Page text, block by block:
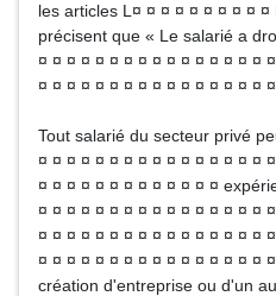
les articles L¤ ¤ ¤ ¤ ¤ ¤ ¤ ¤ ¤
précisent que « Le salarié a
¤ ¤ ¤ ¤ ¤ ¤ ¤ ¤ ¤ ¤ ¤ ¤ ¤ ¤ ¤ ¤
¤ ¤ ¤ ¤ ¤ ¤ ¤ ¤ ¤ ¤ ¤ ¤ ¤ ¤ ¤ ¤
Tout salarié du secteur privé
¤ ¤ ¤ ¤ ¤ ¤ ¤ ¤ ¤ ¤ ¤ ¤ ¤ ¤ ¤ ¤
¤ ¤ ¤ ¤ ¤ ¤ ¤ ¤ ¤ ¤ ¤ ¤ ¤
¤ ¤ ¤ ¤ ¤ ¤ ¤ ¤ ¤ ¤ ¤ ¤ ¤ ¤ ¤ ¤
¤ ¤ ¤ ¤ ¤ ¤ ¤ ¤ ¤ ¤ ¤ ¤ ¤ ¤ ¤ ¤
¤ ¤ ¤ ¤ ¤ ¤ ¤ ¤ ¤ ¤ ¤ ¤ ¤ ¤ ¤ ¤
création d'entreprise ou d'un